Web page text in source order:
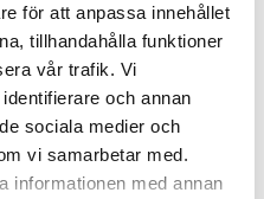
för att anpassa innehållet
tillhandahålla funktioner
vår trafik. Vi
och annan
sociala medier och
vi samarbetar med.
informationen med annan
6 st
Reservera
1 st Reservera